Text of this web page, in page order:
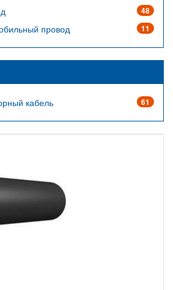
48
11
провод
61
кабель